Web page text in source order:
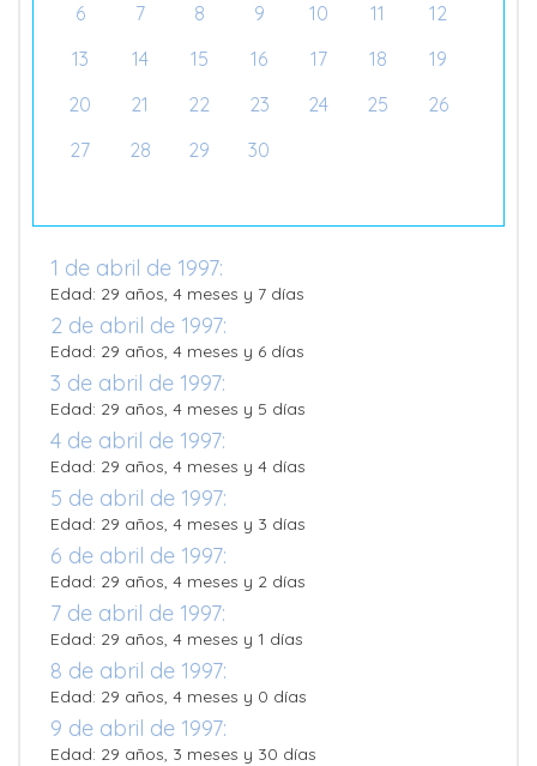
6
7 8 9 10 11
12
13
14 15 16 17 18
19
20
21 22 23 24 25
26
27
28 29 30
1 de abril de 1997:
Edad: 29 años, 4 meses y 7 días
2 de abril de 1997:
Edad: 29 años, 4 meses y 6 días
3 de abril de 1997:
Edad: 29 años, 4 meses y 5 días
4 de abril de 1997:
Edad: 29 años, 4 meses y 4 días
5 de abril de 1997:
Edad: 29 años, 4 meses y 3 días
6 de abril de 1997:
Edad: 29 años, 4 meses y 2 días
7 de abril de 1997:
Edad: 29 años, 4 meses y 1 días
8 de abril de 1997:
Edad: 29 años, 4 meses y 0 días
9 de abril de 1997:
Edad: 29 años, 3 meses y 30 días